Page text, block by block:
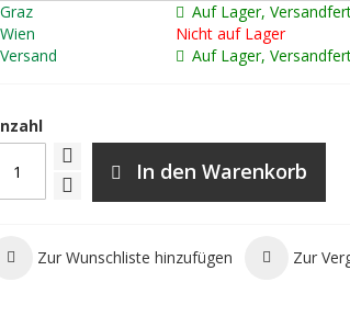
Graz
Auf Lager,
Wien
Nicht auf Lager
Versand
Auf Lager,
In den Warenkorb
Zur Wunschliste hinzufügen Zur